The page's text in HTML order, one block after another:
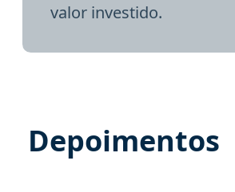
valor investido.
Depoimentos